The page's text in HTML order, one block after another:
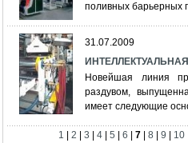
поливных барьерных
31.07.2009
Новейшая линия
раздувом,
имеет следующие
1 |2 |3 |4 |5 |6 |7 |8 |9 10